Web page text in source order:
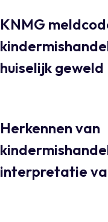
KNMG
huiselijk geweld
Herkennen van
interpretatie